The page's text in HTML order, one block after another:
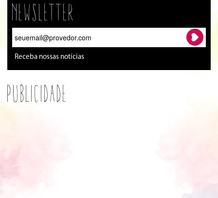
Newsletter
Receba nossas notícias
Publicidade